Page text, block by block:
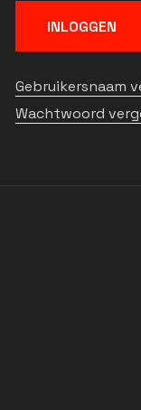
INLOGGEN
Gebruikersnaam
Wachtwoord